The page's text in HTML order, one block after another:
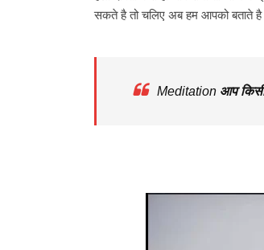
सकते है तो चलिए अब हम आपको बताते
Meditation आप